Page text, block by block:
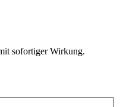
sofortiger Wirkung.